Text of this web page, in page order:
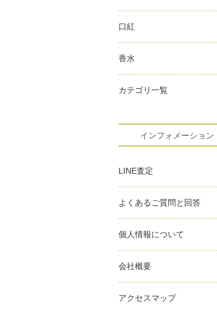
口紅
香水
カテゴリ一覧
インフォメーション
LINE査定
よくあるご質問と回答
個人情報について
会社概要
アクセスマップ